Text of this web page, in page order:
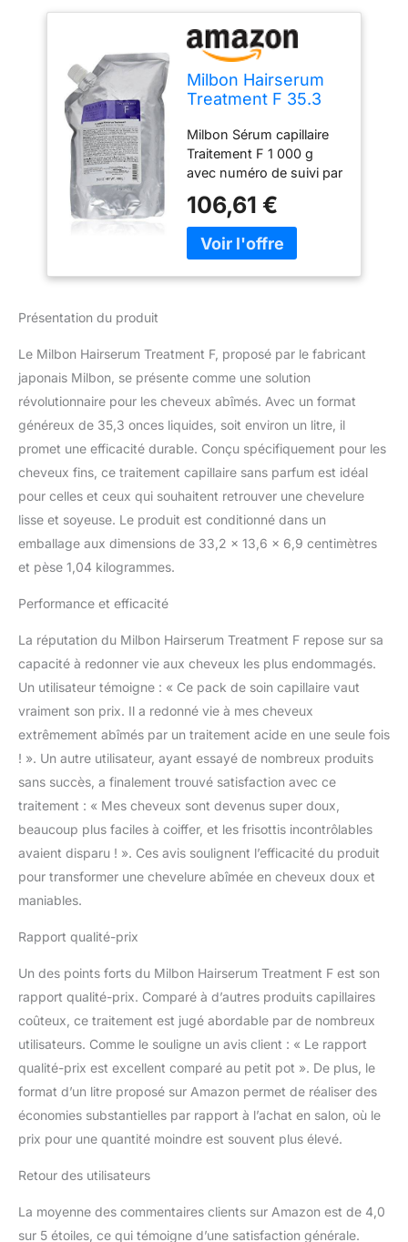
Milbon Hairserum
Treatment F 35.3
Milbon Sérum capillaire
Traitement F 1 000 g
avec numéro de suivi par
106,61 €
Présentation du produit
Le Milbon Hairserum Treatment F, proposé par le fabricant
japonais Milbon, se présente comme une solution
révolutionnaire pour les cheveux abîmés. Avec un format
généreux de 35,3 onces liquides, soit environ un litre, il
promet une efficacité durable. Conçu spécifiquement pour les
cheveux fins, ce traitement capillaire sans parfum est idéal
pour celles et ceux qui souhaitent retrouver une chevelure
lisse et soyeuse. Le produit est conditionné dans un
emballage aux dimensions de 33,2 x 13,6 x 6,9 centimètres
et pèse 1,04 kilogrammes.
Performance et efficacité
La réputation du Milbon Hairserum Treatment F repose sur sa
capacité à redonner vie aux cheveux les plus endommagés.
Un utilisateur témoigne : « Ce pack de soin capillaire vaut
vraiment son prix. Il a redonné vie à mes cheveux
extrêmement abîmés par un traitement acide en une seule fois
! ». Un autre utilisateur, ayant essayé de nombreux produits
sans succès, a finalement trouvé satisfaction avec ce
traitement : « Mes cheveux sont devenus super doux,
beaucoup plus faciles à coiffer, et les frisottis incontrôlables
avaient disparu ! ». Ces avis soulignent l’efficacité du produit
pour transformer une chevelure abîmée en cheveux doux et
maniables.
Rapport qualité-prix
Un des points forts du Milbon Hairserum Treatment F est son
rapport qualité-prix. Comparé à d’autres produits capillaires
coûteux, ce traitement est jugé abordable par de nombreux
utilisateurs. Comme le souligne un avis client : « Le rapport
qualité-prix est excellent comparé au petit pot ». De plus, le
format d’un litre proposé sur Amazon permet de réaliser des
économies substantielles par rapport à l’achat en salon, où le
prix pour une quantité moindre est souvent plus élevé.
Retour des utilisateurs
La moyenne des commentaires clients sur Amazon est de 4,0
sur 5 étoiles, ce qui témoigne d’une satisfaction générale.